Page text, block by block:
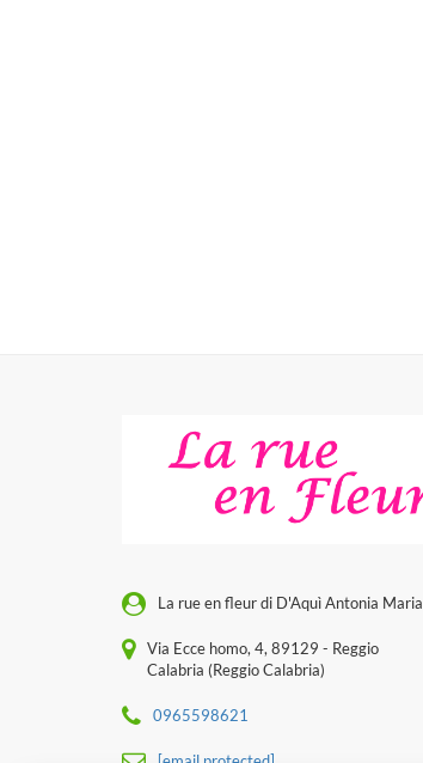
La rue en fleur di D'Aquì Antonia Maria
Via Ecce homo, 4, 89129 - Reggio
Calabria (Reggio Calabria)
0965598621